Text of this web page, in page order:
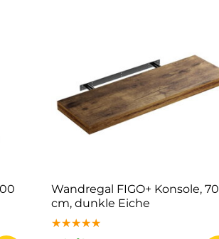
Wandregal FIGO+ Konsole, 70
cm, dunkle Eiche
★★★★★
★★★★★
★★★★★